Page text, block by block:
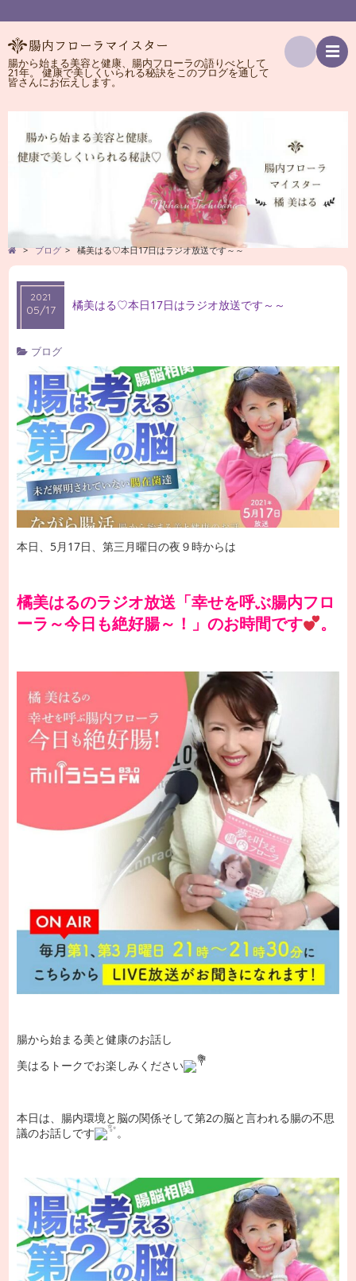
腸から始まる美容と健康、腸内フローラの語りべとして
21年。 健康で美しくいられる秘訣をこのブログを通して
皆さんにお伝えします。
索
> ブログ > 橘美はる♡本日17日はラジオ放送です～～
2021
05/17 橘美はる♡本日17日はラジオ放送です～～
ブログ
本日、5月17日、第三月曜日の夜９時からは
橘美はるのラジオ放送「幸せを呼ぶ腸内フロ
ーラ～今日も絶好腸～！」のお時間です
。
腸から始まる美と健康のお話し
美はるトークでお楽しみください
本日は、腸内環境と脳の関係そして第2の脳と言われる腸の不思
議のお話しです
。